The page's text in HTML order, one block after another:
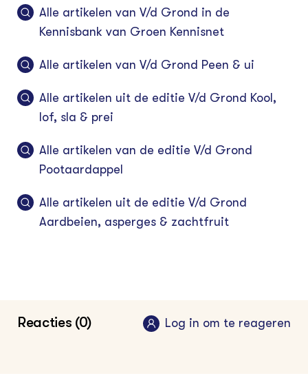
Alle artikelen van V/d Grond in de
Kennisbank van Groen Kennisnet
Alle artikelen van V/d Grond Peen & ui
Alle artikelen uit de editie V/d Grond Kool,
lof, sla & prei
Alle artikelen van de editie V/d Grond
Pootaardappel
Alle artikelen uit de editie V/d Grond
Aardbeien, asperges & zachtfruit
Reacties (0) Log in om te reageren